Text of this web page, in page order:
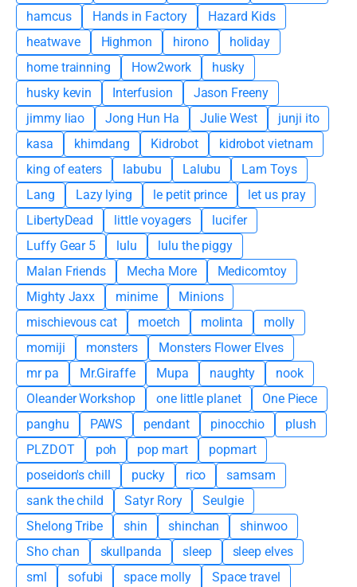
hamcus
Hands in Factory
Hazard Kids
heatwave
Highmon hirono
holiday
home trainning
How2work
husky
husky kevin
Interfusion
Jason Freeny
jimmy liao
Jong Hun Ha Julie West
junji ito
kasa
khimdang Kidrobot
kidrobot vietnam
king of eaters
labubu Lalubu
Lam Toys
Lang
Lazy lying le petit prince
let us pray
LibertyDead
little voyagers
lucifer
Luffy Gear 5
lulu
lulu the piggy
Malan Friends
Mecha More
Medicomtoy
Mighty Jaxx
minime
Minions
mischievous cat
moetch molinta
molly
momiji
monsters
Monsters Flower Elves
mr pa
Mr.Giraffe Mupa naughty
nook
Oleander Workshop
one little planet
One Piece
panghu
PAWS pendant pinocchio
plush
PLZDOT
poh pop mart
popmart
poseidon's chill
pucky rico
samsam
sank the child
Satyr Rory
Seulgie
Shelong Tribe
shin shinchan
shinwoo
Sho chan
skullpanda sleep
sleep elves
sml
sofubi space molly
Space travel